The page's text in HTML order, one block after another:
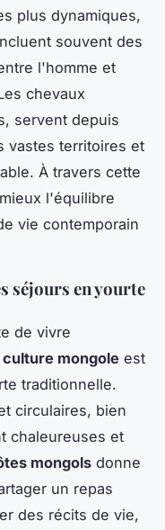
plus dynamiques,
souvent des
l'homme et
chevaux
servent depuis
vastes territoires et
À travers cette
l'équilibre
vie contemporain
séjours en yourte
de vivre
mongole est
traditionnelle.
circulaires, bien
chaleureuses et
mongols donne
un repas
des récits de vie,